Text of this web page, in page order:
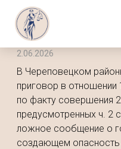
2.06.2026
В Череповецком
приговор в отношении
по факту совершения
предусмотренных ч. 2
ложное сообщение о
создающем опасность